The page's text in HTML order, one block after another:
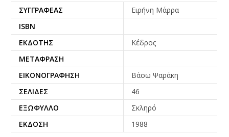
ΣΥΓΓΡΑΦΈΑΣ
Ειρήνη Μάρρα
ISBN
ΕΚΔΌΤΗΣ
Κέδρος
ΜΕΤΆΦΡΑΣΗ
ΕΙΚΟΝΟΓΡΆΦΗΣΗ
Βάσω Ψαράκη
ΣΕΛΊΔΕΣ
46
ΕΞΏΦΥΛΛΟ
Σκληρό
ΈΚΔΟΣΗ
1988